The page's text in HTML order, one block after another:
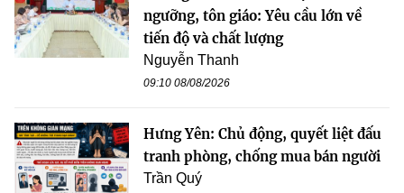
ngưỡng, tôn giáo: Yêu cầu lớn về
tiến độ và chất lượng
Nguyễn Thanh
09:10 08/08/2026
Hưng Yên: Chủ động, quyết liệt đấu
tranh phòng, chống mua bán người
Trần Quý